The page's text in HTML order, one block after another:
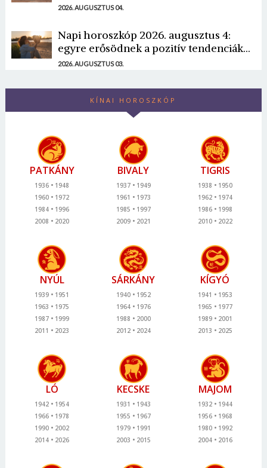
2026. AUGUSZTUS 04.
Napi horoszkóp 2026. augusztus 4:
egyre erősödnek a pozitív tendenciák...
2026. AUGUSZTUS 03.
KÍNAI HOROSZKÓP
PATKÁNY
1936
1948
1960
1972
1984
1996
2008
2020
BIVALY
1937
1949
1961
1973
1985
1997
2009
2021
TIGRIS
1938
1950
1962
1974
1986
1998
2010
2022
NYÚL
1939
1951
1963
1975
1987
1999
2011
2023
SÁRKÁNY
1940
1952
1964
1976
1988
2000
2012
2024
KÍGYÓ
1941
1953
1965
1977
1989
2001
2013
2025
LÓ
1942
1954
1966
1978
1990
2002
2014
2026
KECSKE
1931
1943
1955
1967
1979
1991
2003
2015
MAJOM
1932
1944
1956
1968
1980
1992
2004
2016